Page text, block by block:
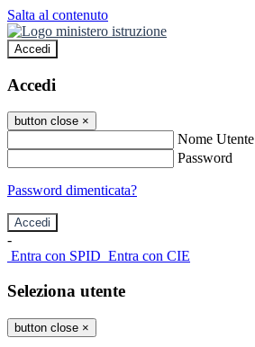
Salta al contenuto
Accedi
Accedi
button close ×
Nome Utente
Password
Password dimenticata?
-
Entra con SPID Entra con CIE
Seleziona utente
button close ×